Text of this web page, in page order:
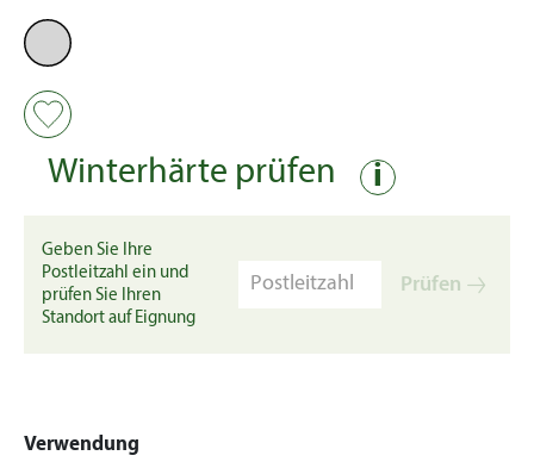
Winterhärte prüfen i
Geben Sie Ihre
Postleitzahl ein und
prüfen Sie Ihren
Standort auf Eignung
Prüfen
Verwendung